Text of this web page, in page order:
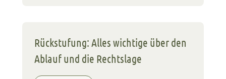
Rückstufung: Alles wichtige über den
Ablauf und die Rechtslage